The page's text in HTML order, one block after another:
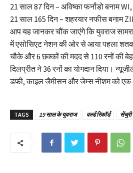
21 साल 87 दिन – अविष्का फर्नांडो बनाम
21 साल 165 दिन – शहरयार नफीस बनाम
आप यह जानकर चौंक जाएंगे कि युवराज
में एसोसिएट नेशन की ओर से आया पहला
चौके और 6 छक्कों की मदद से 110 रनों की
दिलप्रीत ने 36 रनों का योगदान दिया।
डफी, काइल जैमीसन और जेम्स नीशम को
TAGS 19 साल के युवराज वर्ल्ड रिकॉर्ड सेंचुरी